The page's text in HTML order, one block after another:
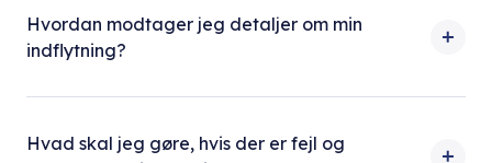
Hvordan modtager jeg detaljer om min
indflytning?
Hvad skal jeg gøre, hvis der er fejl og